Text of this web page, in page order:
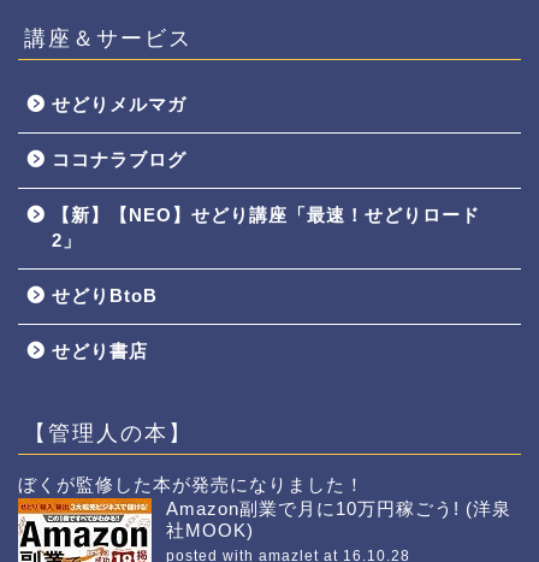
講座＆サービス
せどりメルマガ
ココナラブログ
【新】【NEO】せどり講座「最速！せどりロード
2」
せどりBtoB
せどり書店
【管理人の本】
ぼくが監修した本が発売になりました！
Amazon副業で月に10万円稼ごう! (洋泉
社MOOK)
posted with amazlet at 16.10.28